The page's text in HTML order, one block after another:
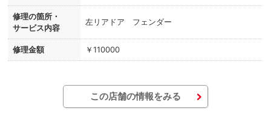
修理の箇所・
サービス内容
左リアドア フェンダー
修理金額 ￥110000
この店舗の情報をみる